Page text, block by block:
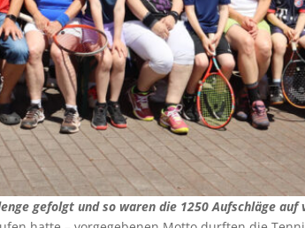
gefolgt und so waren die 1250 Aufschläge